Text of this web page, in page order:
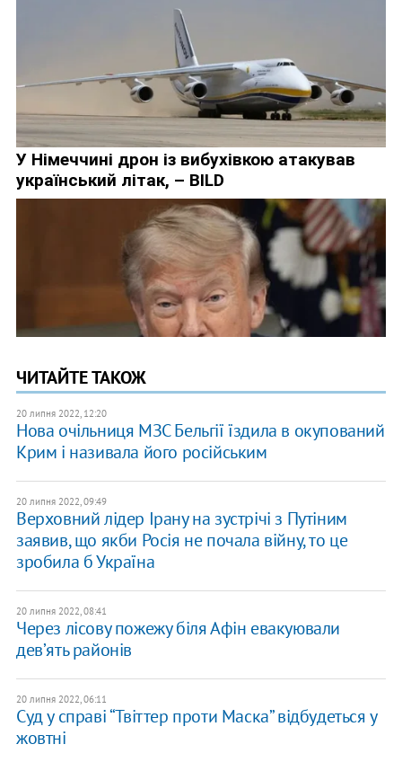
ЧИТАЙТЕ ТАКОЖ
20 липня 2022, 12:20
Нова очільниця МЗС Бельгії їздила в окупований
Крим і називала його російським
20 липня 2022, 09:49
Верховний лідер Ірану на зустрічі з Путіним
заявив, що якби Росія не почала війну, то це
зробила б Україна
20 липня 2022, 08:41
Через лісову пожежу біля Афін евакуювали
девʼять районів
20 липня 2022, 06:11
Суд у справі “Твіттер проти Маска” відбудеться у
жовтні